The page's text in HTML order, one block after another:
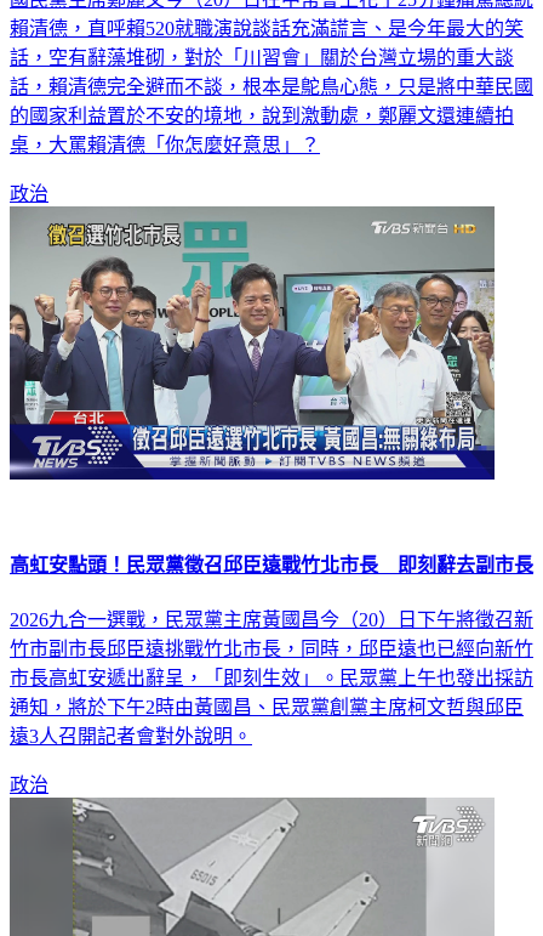
賴清德，直呼賴520就職演說談話充滿謊言、是今年最大的笑
話，空有辭藻堆砌，對於「川習會」關於台灣立場的重大談
話，賴清德完全避而不談，根本是鴕鳥心態，只是將中華民國
的國家利益置於不安的境地，說到激動處，鄭麗文還連續拍
桌，大罵賴清德「你怎麼好意思」？
政治
高虹安點頭！民眾黨徵召邱臣遠戰竹北市長 即刻辭去副市長
2026九合一選戰，民眾黨主席黃國昌今（20）日下午將徵召新
竹市副市長邱臣遠挑戰竹北市長，同時，邱臣遠也已經向新竹
市長高虹安遞出辭呈，「即刻生效」。民眾黨上午也發出採訪
通知，將於下午2時由黃國昌、民眾黨創黨主席柯文哲與邱臣
遠3人召開記者會對外說明。
政治